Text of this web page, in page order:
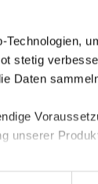
stetig
Daten
unserer